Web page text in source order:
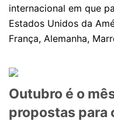
internacional em que
Estados Unidos da
França, Alemanha,
Outubro é o
propostas para